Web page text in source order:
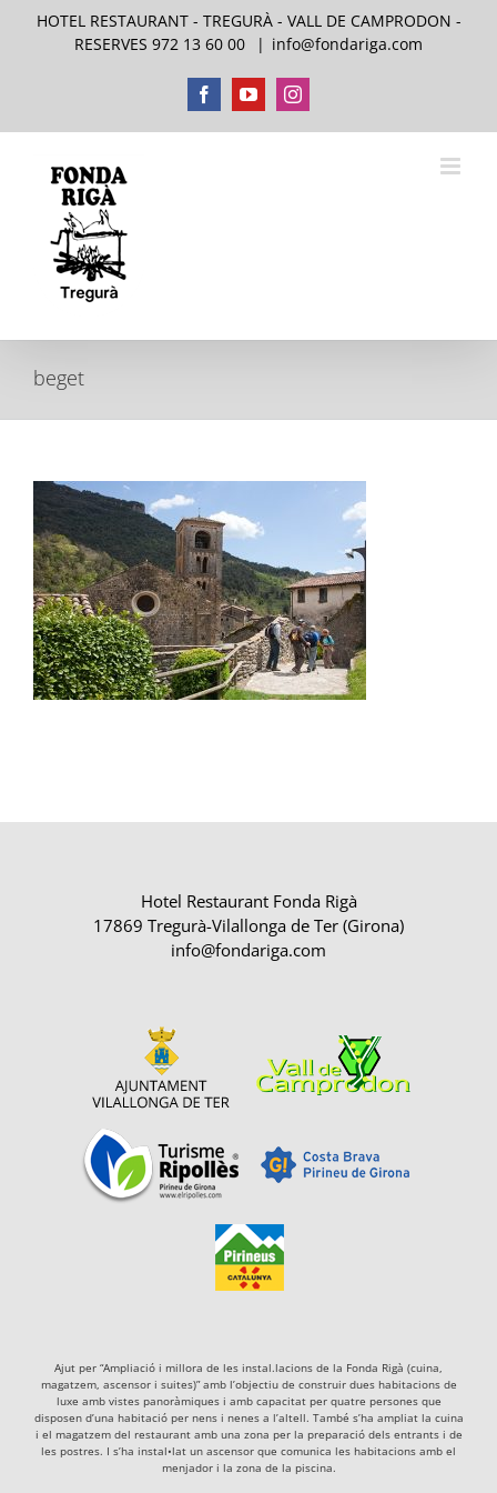
HOTEL RESTAURANT - TREGURÀ - VALL DE CAMPRODON -
RESERVES 972 13 60 00
| info@fondariga.com
FacebookYouTubeInstagram
beget
Hotel Restaurant Fonda Rigà
17869 Tregurà-Vilallonga de Ter (Girona)
info@fondariga.com
Ajut per “Ampliació i millora de les instal.lacions de la Fonda Rigà (cuina,
magatzem, ascensor i suites)” amb l’objectiu de construir dues habitacions de
luxe amb vistes panoràmiques i amb capacitat per quatre persones que
disposen d’una habitació per nens i nenes a l’altell. També s’ha ampliat la cuina
i el magatzem del restaurant amb una zona per la preparació dels entrants i de
les postres. I s’ha instal•lat un ascensor que comunica les habitacions amb el
menjador i la zona de la piscina.